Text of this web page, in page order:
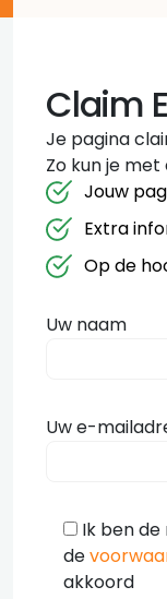
Claim
Je pagina
Zo kun je
Jouw
Extra
Op de
Uw naam
Uw e-
Ik ben
de
akkoord